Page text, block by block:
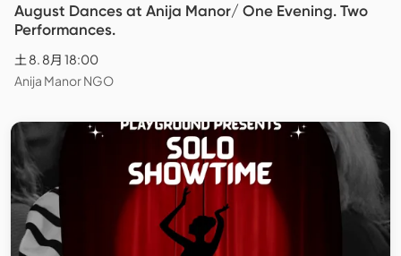
August Dances at Anija Manor/ One Evening. Two
Performances.
土 8. 8月 18:00
Anija Manor NGO